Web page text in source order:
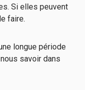
Si elles peuvent
faire.
longue période
savoir dans